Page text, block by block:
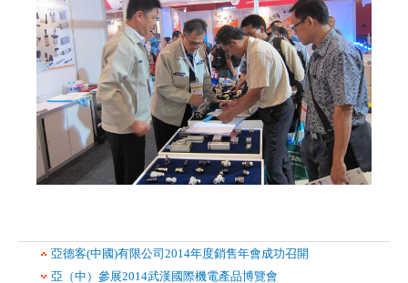
亞德客(中國)有限公司2014年度銷售年會成功召開
亞（中）參展2014武漢國際機電產品博覽會